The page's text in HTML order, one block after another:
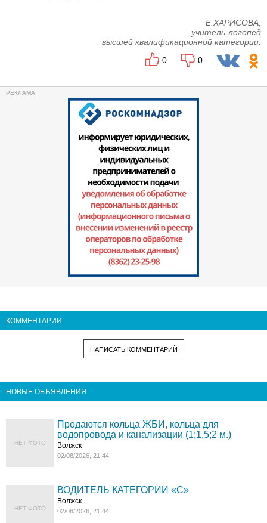
Е.ХАРИСОВА,
учитель-логопед
высшей квалификационной категории.
0
0
КОММЕНТАРИИ
НАПИСАТЬ КОММЕНТАРИЙ
НОВЫЕ ОБЪЯВЛЕНИЯ
НЕТ ФОТО
Продаются кольца ЖБИ, кольца для
водопровода и канализации (1;1,5;2 м.)
Волжск
02/08/2026, 21:44
НЕТ ФОТО
ВОДИТЕЛЬ КАТЕГОРИИ «C»
Волжск
02/08/2026, 21:44